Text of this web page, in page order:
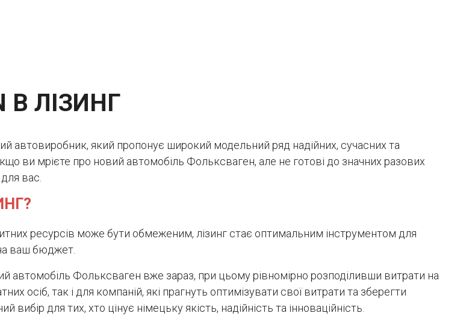
В ЛІЗИНГ
автовиробник, який пропонує широкий модельний ряд надійних, сучасних та
ви мрієте про новий автомобіль Фольксваген, але не готові до значних разових
вас.
ресурсів може бути обмеженим, лізинг стає оптимальним інструментом для
ваш бюджет.
автомобіль Фольксваген вже зараз, при цьому рівномірно розподіливши витрати на
осіб, так і для компаній, які прагнуть оптимізувати свої витрати та зберегти
для тих, хто цінує німецьку якість, надійність та інноваційність.